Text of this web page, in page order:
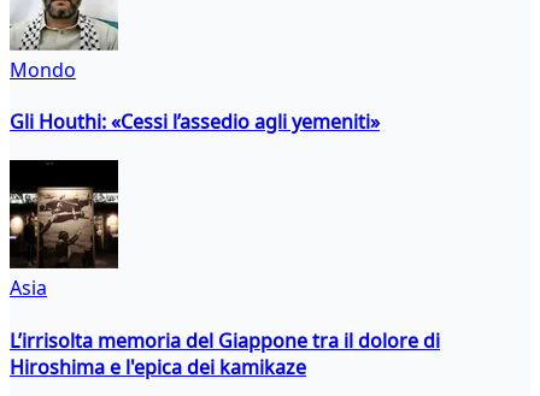
Mondo
Gli Houthi: «Cessi l’assedio agli yemeniti»
Asia
L’irrisolta memoria del Giappone tra il dolore di
Hiroshima e l'epica dei kamikaze